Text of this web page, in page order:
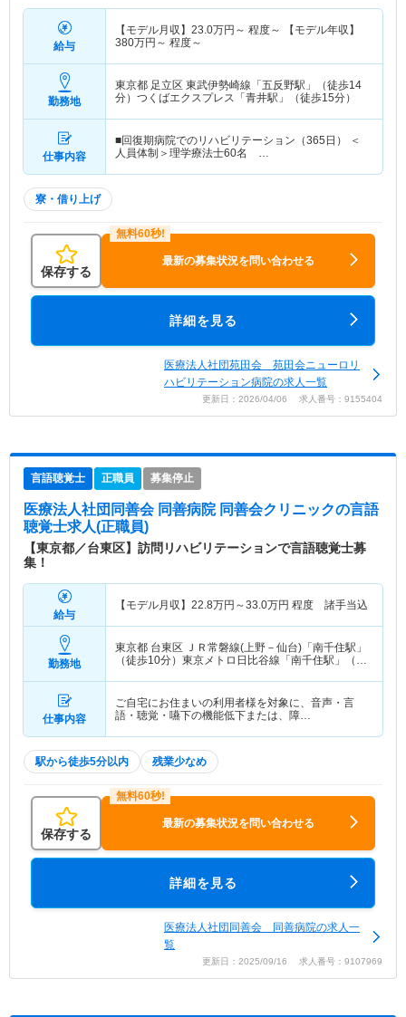
給与
【モデル月収】 23.0万円～ 程度～ 【モデル年収】
380万円～ 程度～
勤務地
東京都 足立区 東武伊勢崎線「五反野駅」（徒歩14
分）つくばエクスプレス「青井駅」（徒歩15分）
仕事内容
■回復期病院でのリハビリテーション（365日） ＜
人員体制＞理学療法士60名 …
寮・借り上げ
保存する
最新の募集状況を問い合わせる
詳細を見る
医療法人社団苑田会 苑田会ニューロリ
ハビリテーション病院の求人一覧
更新日：2026/04/06 求人番号：9155404
言語聴覚士 正職員 募集停止
医療法人社団同善会 同善病院 同善会クリニックの言語
聴覚士求人(正職員)
【東京都／台東区】訪問リハビリテーションで言語聴覚士募
集！
給与
【モデル月収】 22.8万円～33.0万円 程度 諸手当込
勤務地
東京都 台東区 ＪＲ常磐線(上野－仙台)「南千住駅」
（徒歩10分）東京メトロ日比谷線「南千住駅」（徒
仕事内容
ご自宅にお住まいの利用者様を対象に、音声・言
語・聴覚・嚥下の機能低下または、障…
駅から徒歩5分以内 残業少なめ
保存する
最新の募集状況を問い合わせる
詳細を見る
医療法人社団同善会 同善病院の求人一
覧
更新日：2025/09/16 求人番号：9107969